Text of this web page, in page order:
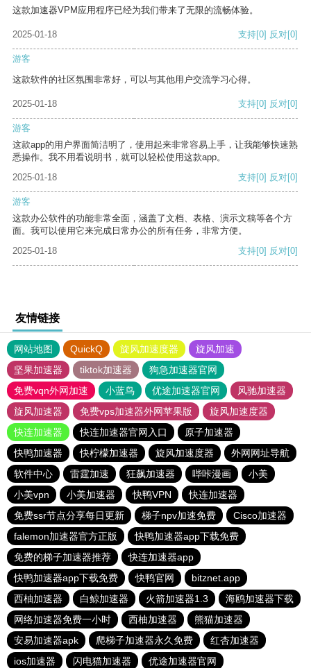
这款加速器VPM应用程序已经为我们带来了无限的流畅体验。
2025-01-18 支持[0] 反对[0]
游客
这款软件的社区氛围非常好，可以与其他用户交流学习心得。
2025-01-18 支持[0] 反对[0]
游客
这款app的用户界面简洁明了，使用起来非常容易上手，让我能够快速熟
悉操作。我不用看说明书，就可以轻松使用这款app。
2025-01-18
支持[0] 反对[0]
游客
这款办公软件的功能非常全面，涵盖了文档、表格、演示文稿等各个方
面。我可以使用它来完成日常办公的所有任务，非常方便。
2025-01-18
支持[0] 反对[0]
友情链接
网站地图 QuickQ 旋风加速度器
旋风加速
坚果加速器
tiktok加速器
狗急加速器官网
免费vqn外网加速
小蓝鸟 优途加速器官网
风驰加速器
旋风加速器
免费vps加速器外网苹果版
旋风加速度器
快连加速器
快连加速器官网入口
原子加速器
快鸭加速器
快柠檬加速器 旋风加速度器
外网网址导航
软件中心
雷霆加速 狂飙加速器 哔咔漫画
小美
小美vpn
小美加速器 快鸭VPN
快连加速器
免费ssr节点分享每日更新
梯子npv加速免费
Cisco加速器
falemon加速器官方正版
快鸭加速器app下载免费
免费的梯子加速器推荐
快连加速器app
快鸭加速器app下载免费
快鸭官网
bitznet.app
西柚加速器
白鲸加速器 火箭加速器1.3
海鸥加速器下载
网络加速器免费一小时
西柚加速器
熊猫加速器
安易加速器apk
爬梯子加速器永久免费
红杏加速器
ios加速器
闪电猫加速器 优途加速器官网